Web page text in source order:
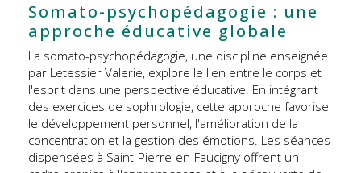
Somato-psychopédagogie : une
approche éducative globale
La somato-psychopédagogie, une discipline enseignée
par Letessier Valerie, explore le lien entre le corps et
l'esprit dans une perspective éducative. En intégrant
des exercices de sophrologie, cette approche favorise
le développement personnel, l'amélioration de la
concentration et la gestion des émotions. Les séances
dispensées à Saint-Pierre-en-Faucigny offrent un